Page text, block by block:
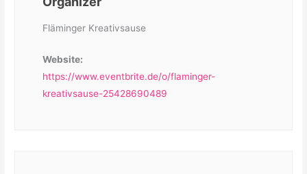
Fläminger Kreativsause
Website:
https://www.eventbrite.de/o/flaminger-
kreativsause-25428690489